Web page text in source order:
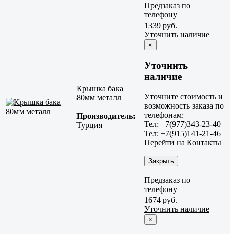
Предзаказ по
телефону
Крышка бака
80мм металл
Производитель:
Турция
1339 руб.
Уточнить наличие
×
Уточнить
наличие
Уточните стоимость и
возможность заказа по
телефонам:
Тел: +7(977)343-23-40
Тел: +7(915)141-21-46
Перейти на Контакты
Закрыть
Предзаказ по
телефону
1674 руб.
Уточнить наличие
×